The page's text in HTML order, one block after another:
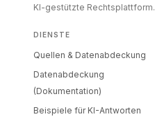
KI-gestützte Rechtsplattform.
DIENSTE
Quellen & Datenabdeckung
Datenabdeckung
(Dokumentation)
Beispiele für KI-Antworten